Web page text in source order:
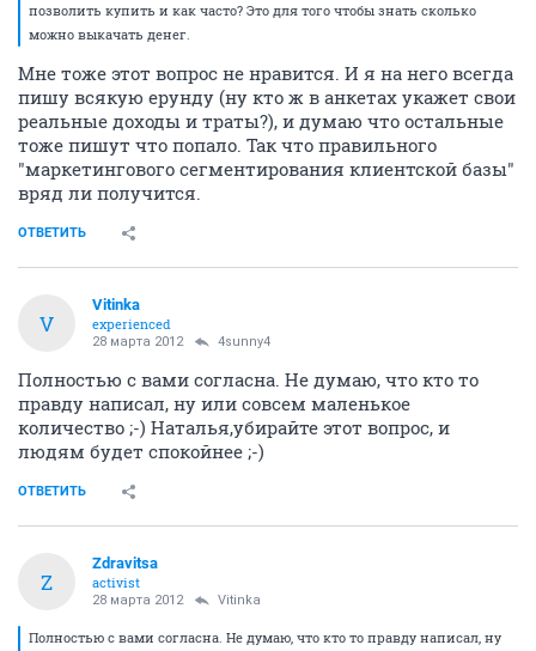
позволить купить и как часто? Это для того чтобы знать сколько
можно выкачать денег.
Мне тоже этот вопрос не нравится. И я на него всегда
пишу всякую ерунду (ну кто ж в анкетах укажет свои
реальные доходы и траты?), и думаю что остальные
тоже пишут что попало. Так что правильного
"маркетингового сегментирования клиентской базы"
вряд ли получится.
ОТВЕТИТЬ
V
Vitinka
experienced
28 марта 2012 4sunny4
Полностью с вами согласна. Не думаю, что кто то
правду написал, ну или совсем маленькое
количество ;-) Наталья,убирайте этот вопрос, и
людям будет спокойнее ;-)
ОТВЕТИТЬ
Z
Zdravitsa
activist
28 марта 2012 Vitinka
Полностью с вами согласна. Не думаю, что кто то правду написал, ну